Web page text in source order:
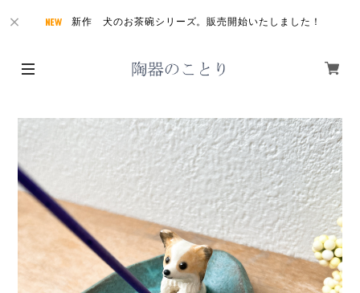
新作 犬のお茶碗シリーズ。販売開始いたしました！